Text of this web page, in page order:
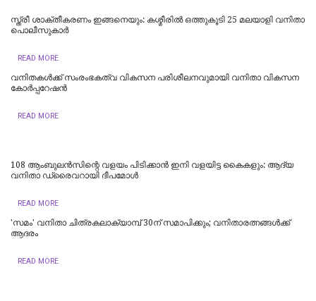
സ്ത്രീ ശാക്തീകരണം ഇങ്ങനെയും: കശ്മീരിൽ ഒത്തുകൂടി 25 മലയാളി വനിതാ
പൊലീസുകാർ
READ MORE
വനിതകള്‍ക്ക് സംരംഭകത്വ വികസന പരിശീലനവുമായി വനിതാ വികസന
കോര്‍പ്പറേഷന്‍
READ MORE
108 ആംബുലന്‍സിന്റെ വളയം പിടിക്കാൻ ഇനി വളയിട്ട കൈകളും: ആദ്യ
വനിതാ ഡ്രൈവറായി ദീപമോൾ
READ MORE
'സമം' വനിതാ ചിത്രകലാക്യാമ്പ് 30ന് സമാപിക്കും; വനിതാരത്നങ്ങൾക്ക്
ആദരം
READ MORE